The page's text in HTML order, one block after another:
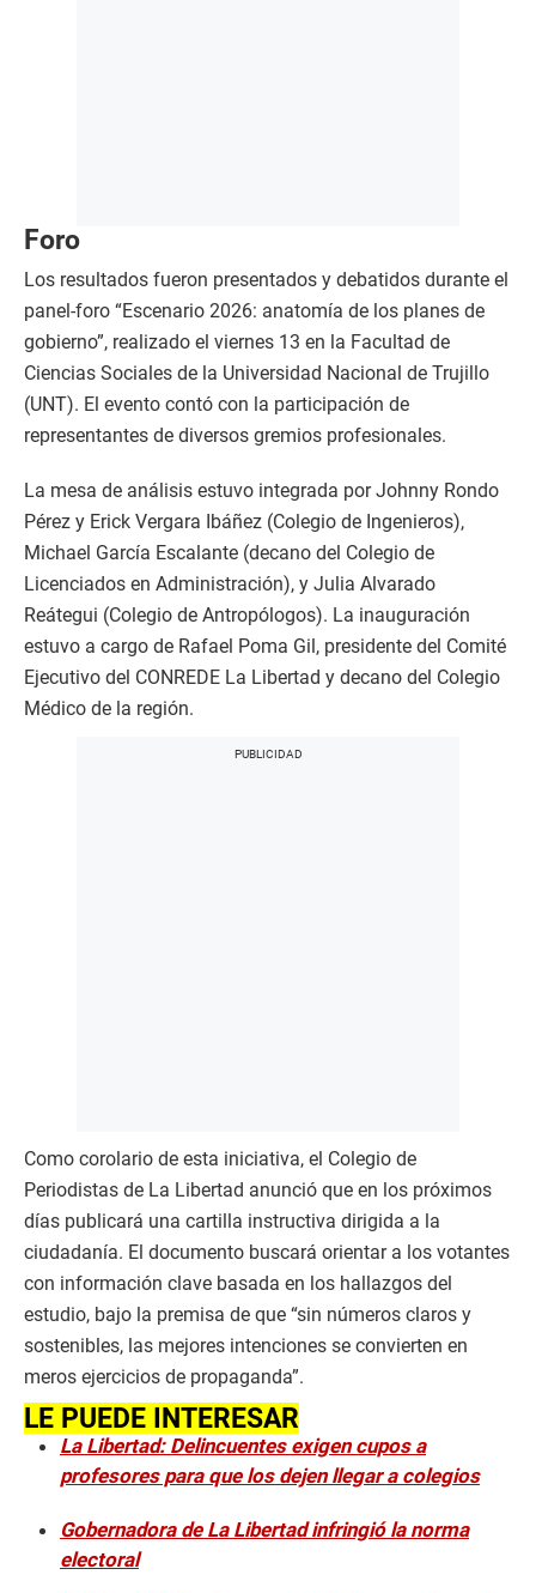
Foro
Los resultados fueron presentados y debatidos durante el
panel-foro “Escenario 2026: anatomía de los planes de
gobierno”, realizado el viernes 13 en la Facultad de
Ciencias Sociales de la Universidad Nacional de Trujillo
(UNT). El evento contó con la participación de
representantes de diversos gremios profesionales.
La mesa de análisis estuvo integrada por Johnny Rondo
Pérez y Erick Vergara Ibáñez (Colegio de Ingenieros),
Michael García Escalante (decano del Colegio de
Licenciados en Administración), y Julia Alvarado
Reátegui (Colegio de Antropólogos). La inauguración
estuvo a cargo de Rafael Poma Gil, presidente del Comité
Ejecutivo del CONREDE La Libertad y decano del Colegio
Médico de la región.
Como corolario de esta iniciativa, el Colegio de
Periodistas de La Libertad anunció que en los próximos
días publicará una cartilla instructiva dirigida a la
ciudadanía. El documento buscará orientar a los votantes
con información clave basada en los hallazgos del
estudio, bajo la premisa de que “sin números claros y
sostenibles, las mejores intenciones se convierten en
meros ejercicios de propaganda”.
LE PUEDE INTERESAR
La Libertad: Delincuentes exigen cupos a
profesores para que los dejen llegar a colegios
Gobernadora de La Libertad infringió la norma
electoral